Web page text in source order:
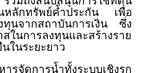
หลักทรัพย์ค้ำประกัน เพื่อ
ทุนจากสถาบันการเงิน ซึ่ง
สในการลงทุนและสร้างราย
ในระยะยาว
ดการน้ำทั้งระบบเชิงรุก